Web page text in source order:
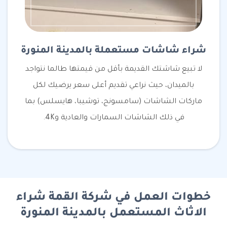
شراء شاشات مستعملة بالمدينة المنورة
لا تبيع شاشتك القديمة بأقل من قيمتها طالما نتواجد
بالميدان، حيث نراعي تقديم أعلى سعر يرضيك لكل
ماركات الشاشات (سامسونج، توشيبا، هايسلس) بما
في ذلك الشاشات السمارات والعادية و4K.
خطوات العمل في شركة القمة شراء
الاثاث المستعمل بالمدينة المنورة